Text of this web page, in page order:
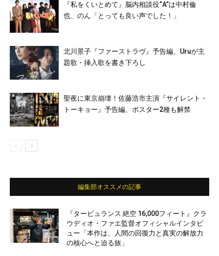
『私をくいとめて』脳内相談役“A”は中村倫
也、のん「とっても良い声でした！」
北川景子『ファーストラヴ』予告編、Uruが主
題歌・挿入歌を書き下ろし
聖夜に東京崩壊！佐藤浩市主演『サイレント・
トーキョー』予告編、ポスター2種も解禁
編集部オススメの記事
『タービュランス 絶空 16,000フィート』クラ
ウディオ・ファエ監督オフィシャルインタビ
ュー「本作は、人間の回復力と真実の解放力
の核心へと迫る旅」